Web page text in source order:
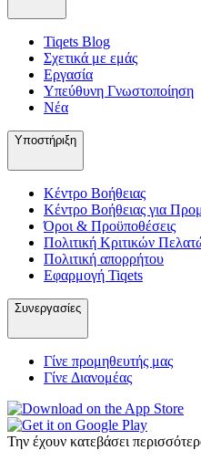
Tiqets Βlog
Σχετικά με εμάς
Εργασία
Υπεύθυνη Γνωστοποίηση
Νέα
Υποστήριξη
Κέντρο Βοήθειας
Κέντρο Βοήθειας για
Όροι & Προϋποθέσεις
Πολιτική Κριτικών
Πολιτική απορρήτου
Εφαρμογή Tiqets
Συνεργασίες
Γίνε προμηθευτής μας
Γίνε Διανομέας
Την έχουν κατεβάσει